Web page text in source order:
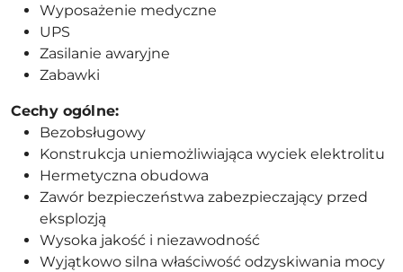
Wyposażenie medyczne
UPS
Zasilanie awaryjne
Zabawki
Cechy ogólne:
Bezobsługowy
Konstrukcja uniemożliwiająca wyciek elektrolitu
Hermetyczna obudowa
Zawór bezpieczeństwa zabezpieczający przed
eksplozją
Wysoka jakość i niezawodność
Wyjątkowo silna właściwość odzyskiwania mocy